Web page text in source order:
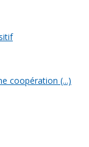
coopération (...)